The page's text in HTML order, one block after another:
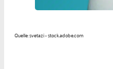
Quelle: svetazi - stock.adobe.com